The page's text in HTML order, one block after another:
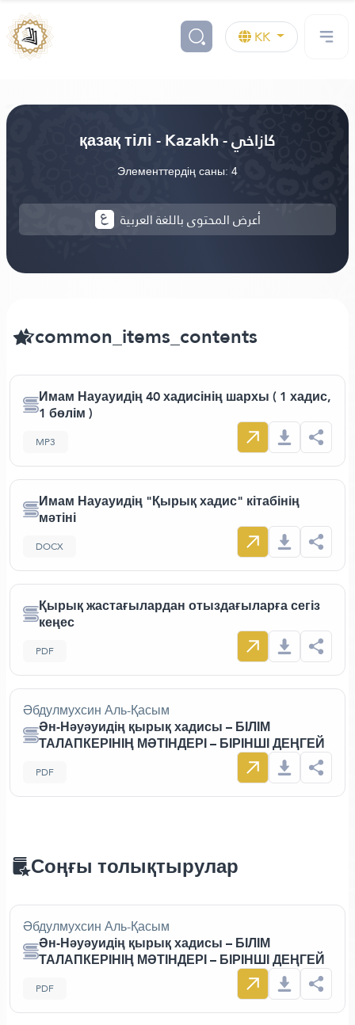
KK
қазақ тілі - Kazakh - كازاخي
Элементтердің саны: 4
أعرض المحتوى باللغة العربية
common_items_contents
Имам Науауидің 40 хадисінің шархы ( 1 хадис,
1 бөлім )
MP3
Имам Науауидің "Қырық хадис" кітабінің
мәтіні
DOCX
Қырық жастағылардан отыздағыларға сегіз
кеңес
PDF
Әбдулмухсин Аль-Қасым
Ән-Нәуәуидің қырық хадисы – БІЛІМ
ТАЛАПКЕРІНІҢ МӘТІНДЕРІ – БІРІНШІ ДЕҢГЕЙ
PDF
Соңғы толықтырулар
Әбдулмухсин Аль-Қасым
Ән-Нәуәуидің қырық хадисы – БІЛІМ
ТАЛАПКЕРІНІҢ МӘТІНДЕРІ – БІРІНШІ ДЕҢГЕЙ
PDF